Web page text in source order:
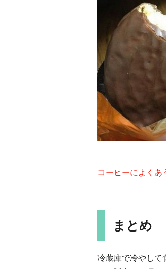
コーヒーによくあ
まとめ
冷蔵庫で冷やして